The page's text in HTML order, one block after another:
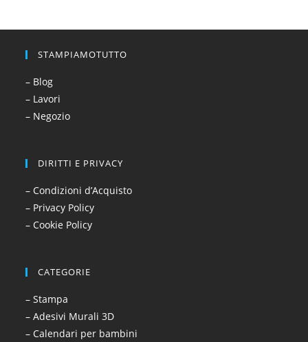
STAMPIAMOTUTTO
– Blog
– Lavori
– Negozio
DIRITTI E PRIVACY
– Condizioni d’Acquisto
– Privacy Policy
– Cookie Policy
CATEGORIE
– Stampa
– Adesivi Murali 3D
– Calendari per bambini